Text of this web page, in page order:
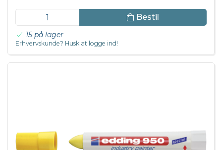
Bestil
15 på lager
Erhvervskunde? Husk at logge ind!